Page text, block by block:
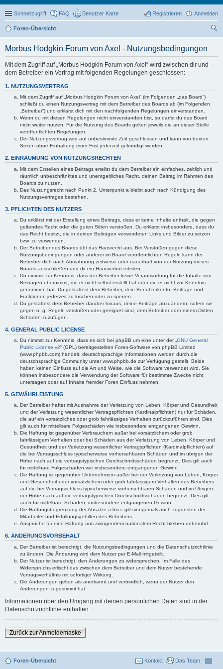
Schnellzugriff FAQ Benutzer Karte Anmelden
Registrieren
Foren-Übersicht
Morbus Hodgkin Forum von Axel - Nutzungsbedingungen
Mit dem Zugriff auf „Morbus Hodgkin Forum von Axel“ wird zwischen dir und
dem Betreiber ein Vertrag mit folgenden Regelungen geschlossen:
1. NUTZUNGSVERTRAG
Mit dem Zugriff auf „Morbus Hodgkin Forum von Axel“ (im Folgenden „das Board“)
schließt du einen Nutzungsvertrag mit dem Betreiber des Boards ab (im Folgenden
„Betreiber“) und erklärst dich mit den nachfolgenden Regelungen einverstanden.
Wenn du mit diesen Regelungen nicht einverstanden bist, so darfst du das Board
nicht weiter nutzen. Für die Nutzung des Boards gelten jeweils die an dieser Stelle
veröffentlichten Regelungen.
Der Nutzungsvertrag wird auf unbestimmte Zeit geschlossen und kann von beiden
Seiten ohne Einhaltung einer Frist jederzeit gekündigt werden.
2. EINRÄUMUNG VON NUTZUNGSRECHTEN
Mit dem Erstellen eines Beitrags erteilst du dem Betreiber ein einfaches, zeitlich und
räumlich unbeschränktes und unentgeltliches Recht, deinen Beitrag im Rahmen des
Boards zu nutzen.
Das Nutzungsrecht nach Punkt 2, Unterpunkt a bleibt auch nach Kündigung des
Nutzungsvertrages bestehen.
3. PFLICHTEN DES NUTZERS
Du erklärst mit der Erstellung eines Beitrags, dass er keine Inhalte enthält, die gegen
geltendes Recht oder die guten Sitten verstoßen. Du erklärst insbesondere, dass du
das Recht besitzt, die in deinen Beiträgen verwendeten Links und Bilder zu setzen
bzw. zu verwenden.
Der Betreiber des Boards übt das Hausrecht aus. Bei Verstößen gegen diese
Nutzungsbedingungen oder anderer im Board veröffentlichten Regeln kann der
Betreiber dich nach Abmahnung zeitweise oder dauerhaft von der Nutzung dieses
Boards ausschließen und dir ein Hausverbot erteilen.
Du nimmst zur Kenntnis, dass der Betreiber keine Verantwortung für die Inhalte von
Beiträgen übernimmt, die er nicht selbst erstellt hat oder die er nicht zur Kenntnis
genommen hat. Du gestattest dem Betreiber, dein Benutzerkonto, Beiträge und
Funktionen jederzeit zu löschen oder zu sperren.
Du gestattest dem Betreiber darüber hinaus, deine Beiträge abzuändern, sofern sie
gegen o. g. Regeln verstoßen oder geeignet sind, dem Betreiber oder einem Dritten
Schaden zuzufügen.
4. GENERAL PUBLIC LICENSE
Du nimmst zur Kenntnis, dass es sich bei phpBB um eine unter der „ GNU General
Public License v2“ (GPL) bereitgestellten Foren-Software von phpBB Limited
(www.phpbb.com) handelt; deutschsprachige Informationen werden durch die
deutschsprachige Community unter www.phpbb.de zur Verfügung gestellt. Beide
haben keinen Einfluss auf die Art und Weise, wie die Software verwendet wird. Sie
können insbesondere die Verwendung der Software für bestimmte Zwecke nicht
untersagen oder auf Inhalte fremder Foren Einfluss nehmen.
5. GEWÄHRLEISTUNG
Der Betreiber haftet mit Ausnahme der Verletzung von Leben, Körper und Gesundheit
und der Verletzung wesentlicher Vertragspflichten (Kardinalpflichten) nur für Schäden,
die auf ein vorsätzliches oder grob fahrlässiges Verhalten zurückzuführen sind. Dies
gilt auch für mittelbare Folgeschäden wie insbesondere entgangenen Gewinn.
Die Haftung ist gegenüber Verbrauchern außer bei vorsätzlichem oder grob
fahrlässigem Verhalten oder bei Schäden aus der Verletzung von Leben, Körper und
Gesundheit und der Verletzung wesentlicher Vertragspflichten (Kardinalpflichten) auf
die bei Vertragsschluss typischerweise vorhersehbaren Schäden und im übrigen der
Höhe nach auf die vertragstypischen Durchschnittsschäden begrenzt. Dies gilt auch
für mittelbare Folgeschäden wie insbesondere entgangenen Gewinn.
Die Haftung ist gegenüber Unternehmern außer bei der Verletzung von Leben, Körper
und Gesundheit oder vorsätzlichem oder grob fahrlässigem Verhalten des Betreibers
auf die bei Vertragsschluss typischerweise vorhersehbaren Schäden und im Übrigen
der Höhe nach auf die vertragstypischen Durchschnittsschäden begrenzt. Dies gilt
auch für mittelbare Schäden, insbesondere entgangenen Gewinn.
Die Haftungsbegrenzung der Absätze a bis c gilt sinngemäß auch zugunsten der
Mitarbeiter und Erfüllungsgehilfen des Betreibers.
Ansprüche für eine Haftung aus zwingendem nationalem Recht bleiben unberührt.
6. ÄNDERUNGSVORBEHALT
Der Betreiber ist berechtigt, die Nutzungsbedingungen und die Datenschutzrichtlinie
zu ändern. Die Änderung wird dem Nutzer per E-Mail mitgeteilt.
Der Nutzer ist berechtigt, den Änderungen zu widersprechen. Im Falle des
Widerspruchs erlischt das zwischen dem Betreiber und dem Nutzer bestehende
Vertragsverhältnis mit sofortiger Wirkung.
Die Änderungen gelten als anerkannt und verbindlich, wenn der Nutzer den
Änderungen zugestimmt hat.
Informationen über den Umgang mit deinen persönlichen Daten sind in der
Datenschutzrichtlinie enthalten.
Zurück zur Anmeldemaske
Foren-Übersicht Das Team
Kontakt